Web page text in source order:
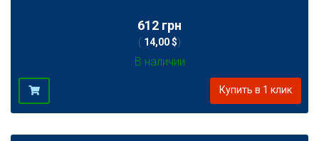
612 грн
( 14,00 $)
В наличии
Купить в 1 клик